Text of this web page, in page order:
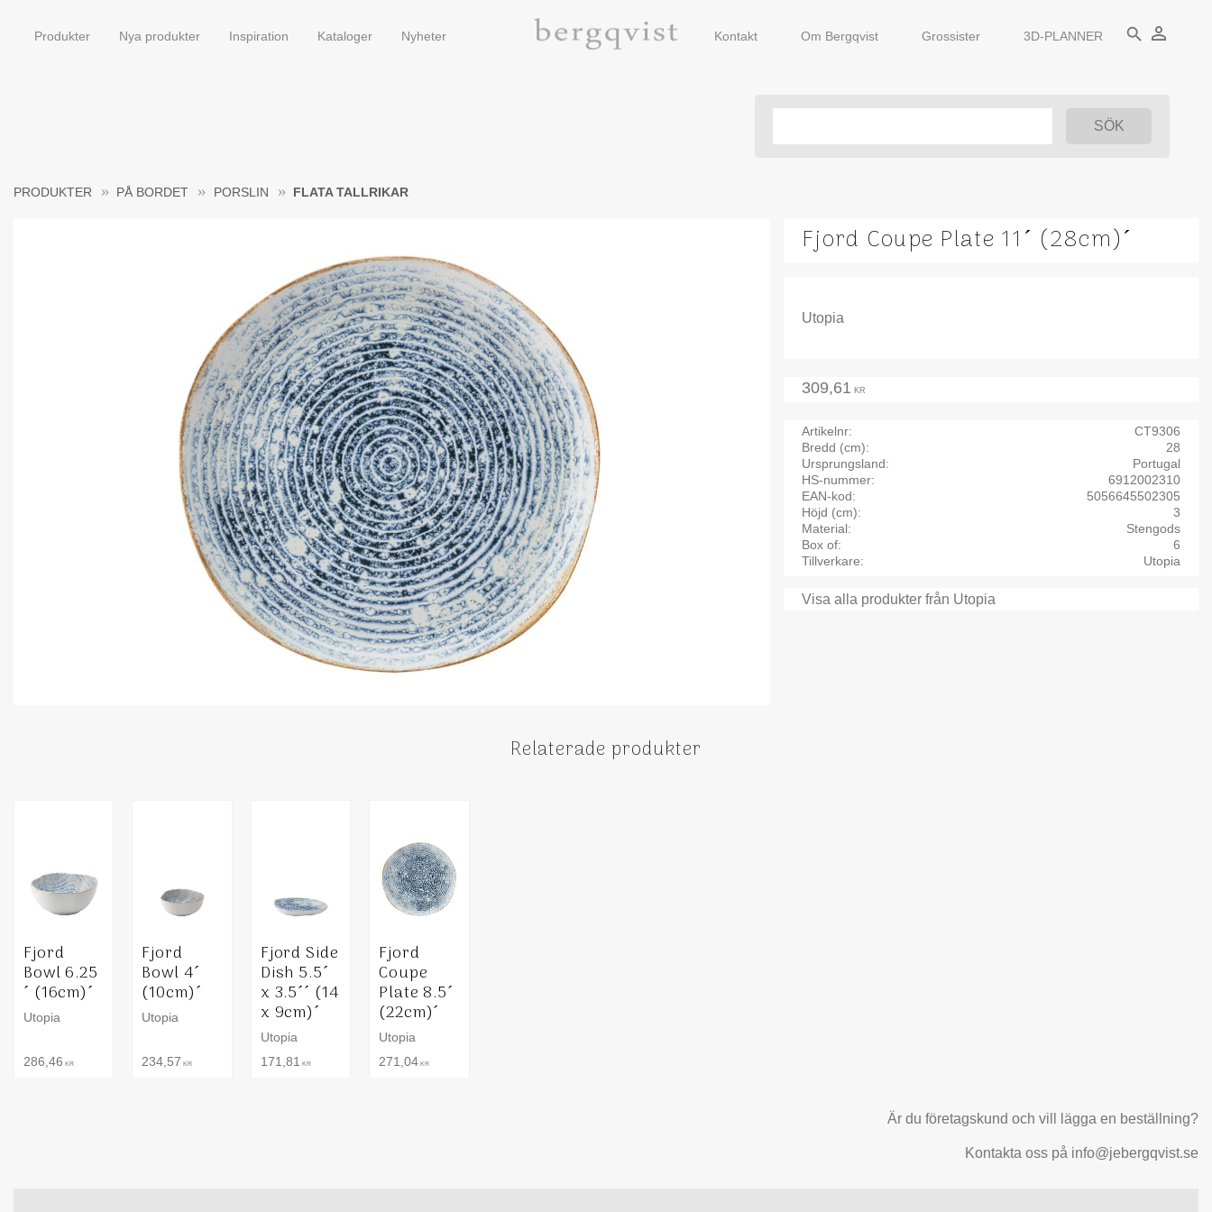
Produkter Nya produkter Inspiration Kataloger Nyheter Kontakt Om Bergqvist Grossister 3D-PLANNER search person_outline
PRODUKTER PÅ BORDET PORSLIN FLATA TALLRIKAR
Fjord Coupe Plate 11´ (28cm)´
Utopia
309,61 KR
Artikelnr
CT9306
Bredd (cm)
28
Ursprungsland
Portugal
HS-nummer
6912002310
EAN-kod
5056645502305
Höjd (cm)
3
Material
Stengods
Box of
6
Tillverkare
Utopia
Visa alla produkter från Utopia
Relaterade produkter
Fjord
Bowl 6.25
´ (16cm)´
Utopia
286,46 KR
Fjord
Bowl 4´
(10cm)´
Utopia
234,57 KR
Fjord Side
Dish 5.5´
x 3.5´´ (14
x 9cm)´
Utopia
171,81
KR
Fjord
Coupe
Plate 8.5´
(22cm)´
Utopia
271,04 KR
Är du företagskund och vill lägga en beställning?
Kontakta oss på info@jebergqvist.se